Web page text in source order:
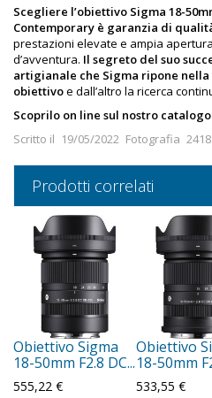
Scegliere l’obiettivo Sigma 18-
Contemporary è garanzia di
prestazioni elevate e ampia
d’avventura. Il segreto del suo
artigianale che Sigma ripone
obiettivoe dall’altro la ricerca
Scoprilo on line sul nostro catalogo
Scritto il 19/05/2022 Fotografia 2418
Prodotti correlati
Obiettivo Sigma
18-50mm F2.8 DC...
555,22 €
Obiettivo
18-50mm
533,55 €